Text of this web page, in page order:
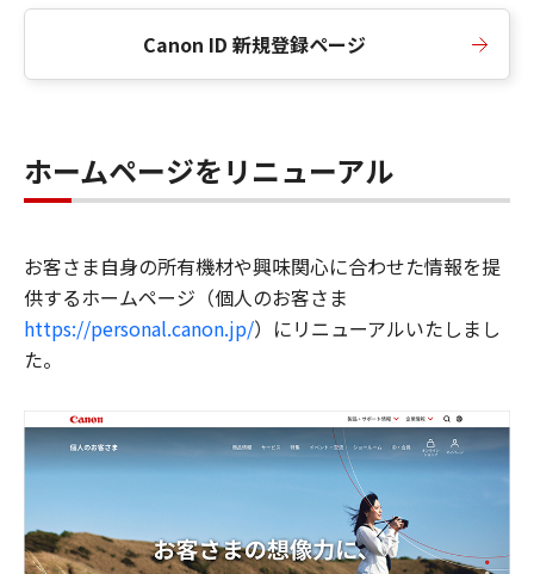
Canon ID 新規登録ページ
ホームページをリニューアル
お客さま自身の所有機材や興味関心に合わせた情報を提
供するホームページ（個人のお客さま
https://personal.canon.jp/）にリニューアルいたしまし
た。